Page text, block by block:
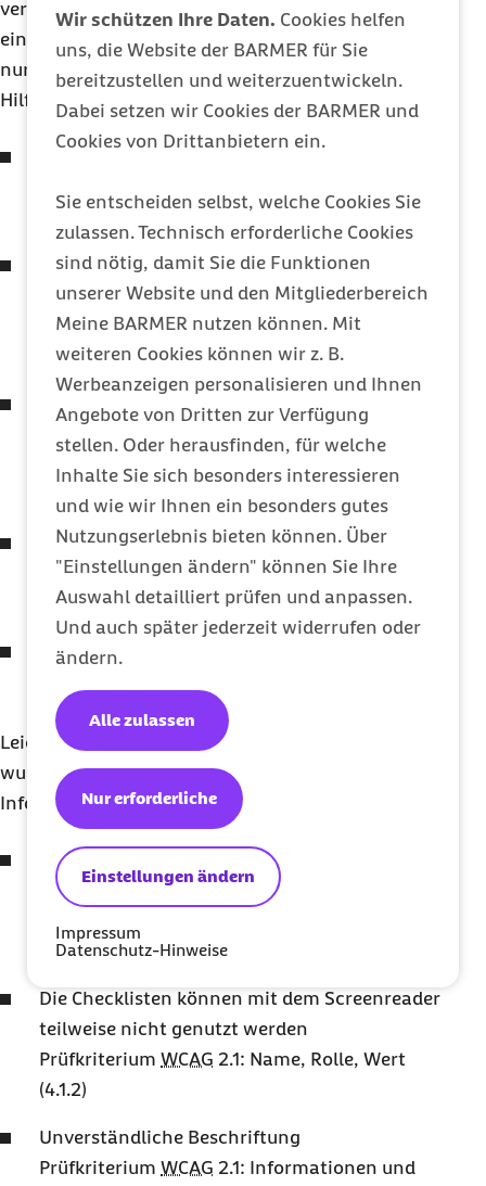
Wir schützen Ihre Daten. Cookies helfen
uns, die Website der BARMER für Sie
bereitzustellen und weiterzuentwickeln.
Dabei setzen wir Cookies der BARMER und
Cookies von Drittanbietern ein.
Sie entscheiden selbst, welche Cookies Sie
zulassen. Technisch erforderliche Cookies
sind nötig, damit Sie die Funktionen
unserer Website und den Mitgliederbereich
Meine BARMER nutzen können. Mit
weiteren Cookies können wir z. B.
Werbeanzeigen personalisieren und Ihnen
Angebote von Dritten zur Verfügung
stellen. Oder herausfinden, für welche
Inhalte Sie sich besonders interessieren
und wie wir Ihnen ein besonders gutes
Nutzungserlebnis bieten können. Über
"Einstellungen ändern" können Sie Ihre
Auswahl detailliert prüfen und anpassen.
Und auch später jederzeit widerrufen oder
ändern.
Einstellungen ändern
Nur erforderliche
Alle zulassen
Impressum
Datenschutz-Hinweise
verständlich oder schwer wahrnehmbar ist bzw.
eine aufgabenrelevante Funktion oder Information
nur durch Umgehung des Problems mittels einer
Hilfskonstruktion genutzt werden kann.
(Minimalkontrast) (1.4.3)
Die Kontrastabstände vieler Nicht-Text-Inhalte
sind nicht ausreichend
PrüfkriteriumWCAG2.1: Kontrastabstand von
Nicht-Text-Inhalten (1.4.11)
Viele Überschriften sind nicht als solche
ausgezeichnet
Prüfkriterium WCAG
2.1: Informationen und
Beziehungen (1.3.1)
Animation nur über Ton wahrnehmbar
PrüfkriteriumWCAG2.1: Sensorische
Merkmale in Anweisungen (1.3.3)
Schrift lässt sich nicht vollständig vergrößern
Schriftgrößenanpassung (1.4.4)
Leichte Einschränkungen der Barrierefreiheit
wurden beispielsweise für die folgenden
Informationen oder Funktionen gefunden:
Viele interaktive Elemente besitzen keine
konkrete Rolle
(4.1.2)
Die Checklisten können mit dem Screenreader
teilweise nicht genutzt werden
Prüfkriterium WCAG 2.1: Name, Rolle, Wert
(4.1.2)
Unverständliche Beschriftung
Prüfkriterium WCAG 2.1: Informationen und